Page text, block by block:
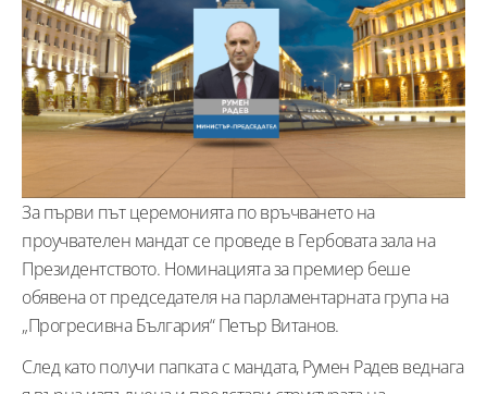
За първи път церемонията по връчването на
проучвателен мандат се проведе в Гербовата зала на
Президентството. Номинацията за премиер беше
обявена от председателя на парламентарната група на
„Прогресивна България“ Петър Витанов.
След като получи папката с мандата, Румен Радев веднага